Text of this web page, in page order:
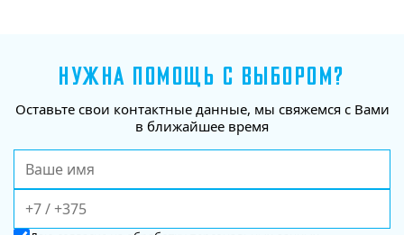
НУЖНА ПОМОЩЬ С ВЫБОРОМ?
Оставьте свои контактные данные, мы свяжемся с Вами
в ближайшее время